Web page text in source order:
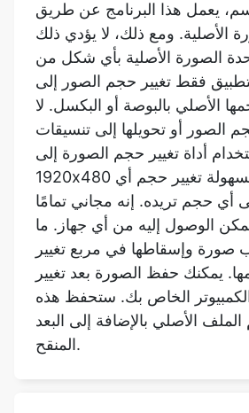
يعمل هذا البرنامج عن طريق
الأصلية. ومع ذلك، لا يؤدي ذلك
الصورة الأصلية بأي شكل من
فقط تغيير حجم الصور إلى
الأصلي بالبوصة أو البكسل. لا
الصور أو تحويلها إلى تنسيقات
أداة تغيير حجم الصورة إلى
1920x480 بكسل، يمكنك بسهولة تغيير حجم أي
أي حجم تريده. إنه مجاني تمامًا
الوصول إليه من أي جهاز. ما
وإسقاطها في مربع تغيير
يمكنك حفظ الصورة بعد تغيير
الخاص بك. ستحفظ هذه
الملف الأصلي بالإضافة إلى البعد
المنقح.